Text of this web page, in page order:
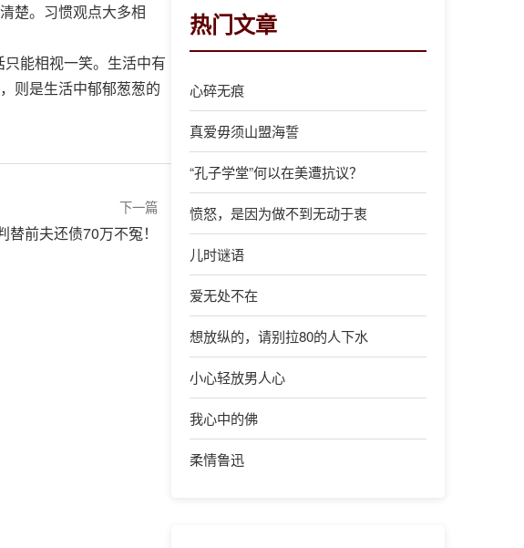
楚。习惯观点大多相
能相视一笑。生活中有
则是生活中郁郁葱葱的
下一篇
替前夫还债70万不冤！
热门文章
心碎无痕
真爱毋须山盟海誓
“孔子学堂”何以在美遭抗议？
愤怒，是因为做不到无动于衷
儿时谜语
爱无处不在
想放纵的，请别拉80的人下水
小心轻放男人心
我心中的佛
柔情鲁迅